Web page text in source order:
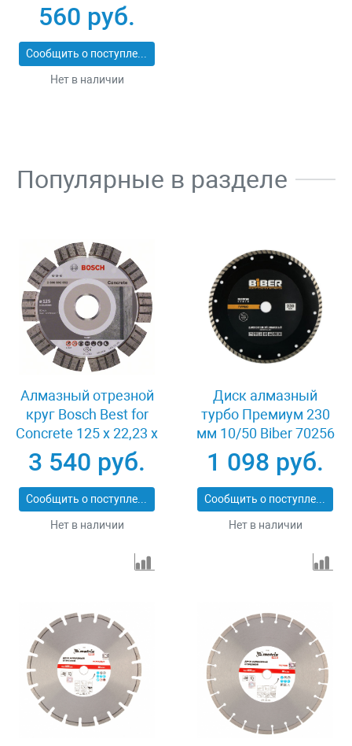
30
560 руб.
Сообщить о поступлении
Нет в наличии
Популярные в разделе
Алмазный отрезной
круг Bosch Best for
Concrete 125 x 22,23 x
2,2 x 12 mm
3 540 руб.
Сообщить о поступлении
Нет в наличии
Диск алмазный
турбо Премиум 230
мм 10/50 Biber 70256
1 098 руб.
Сообщить о поступлении
Нет в наличии